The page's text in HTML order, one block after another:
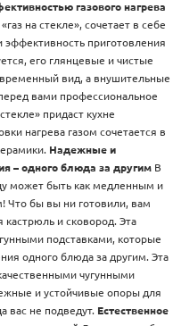
газового нагрева
на стекле», сочетает в себе
эффективность приготовления
его глянцевые и чистые
вид, а внушительные
вами профессиональное
нагрева газом сочетается в
Надежные и
– одного блюда за другим В
может быть как медленным и
бы вы ни готовили, вам
кастрюль и сковород. Эта
подставками, которые
одного блюда за другим. Эта
чугунными
и устойчивые опоры для
вас не подведут. Естественное